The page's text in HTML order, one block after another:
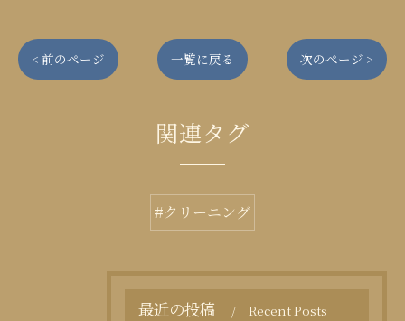
< 前のページ 一覧に戻る 次のページ >
関連タグ
#クリーニング
最近の投稿 Recent Posts